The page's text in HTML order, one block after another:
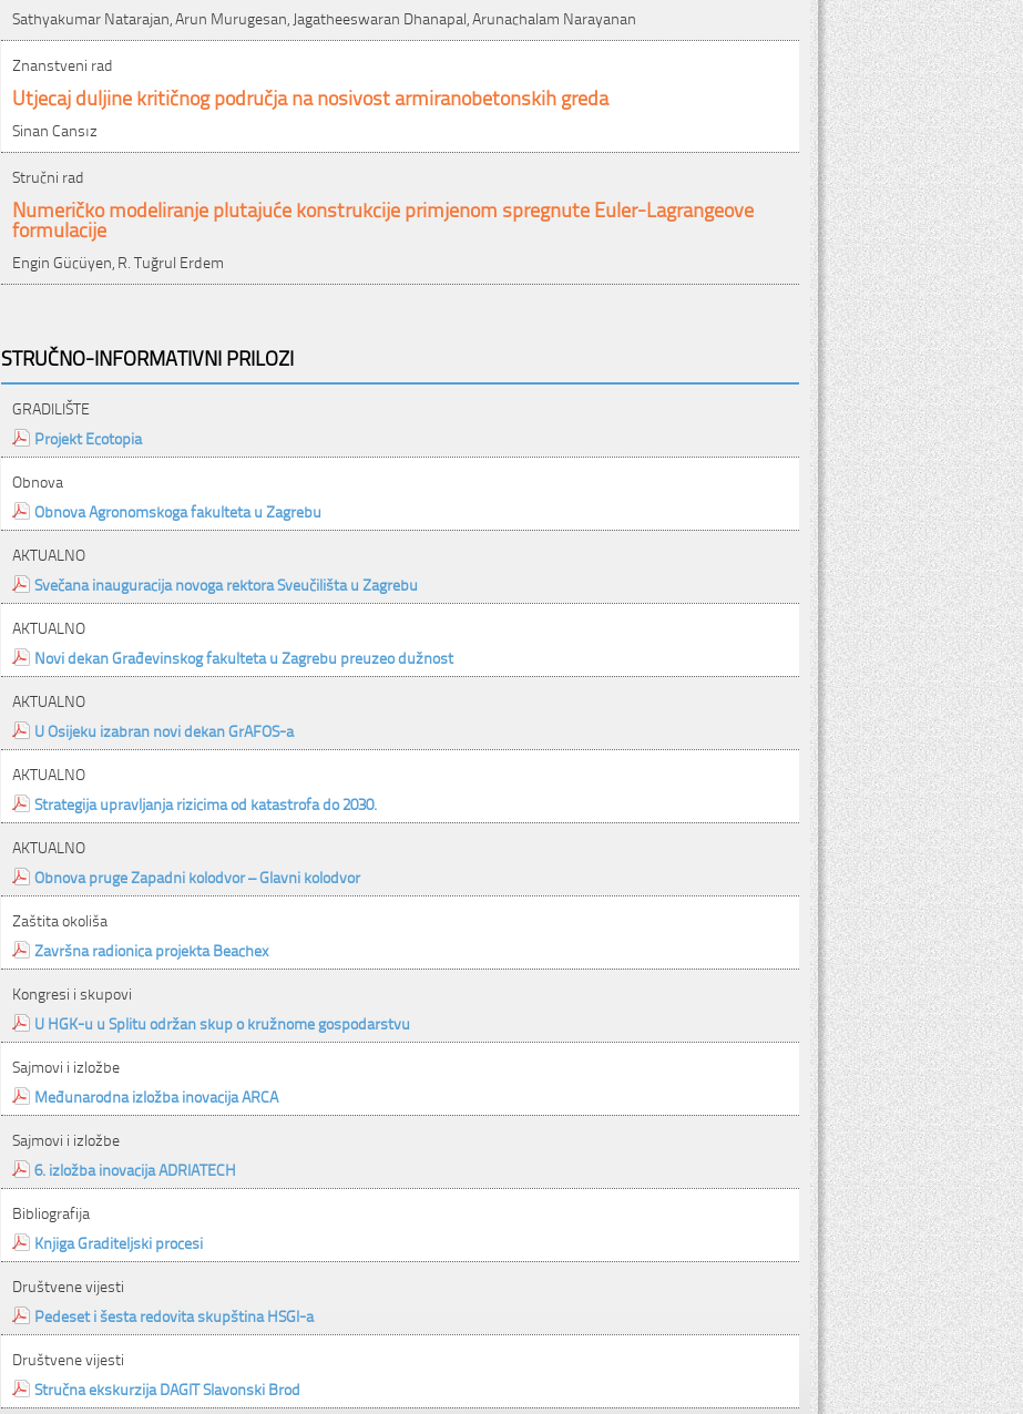
Sathyakumar Natarajan, Arun Murugesan, Jagatheeswaran Dhanapal, Arunachalam Narayanan
Znanstveni rad
Utjecaj duljine kritičnog područja na nosivost armiranobetonskih greda
Sinan Cansız
Stručni rad
Numeričko modeliranje plutajuće konstrukcije primjenom spregnute Euler-Lagrangeove
formulacije
Engin Gücüyen, R. Tuğrul Erdem
STRUČNO-INFORMATIVNI PRILOZI
GRADILIŠTE
Projekt Ecotopia
Obnova
Obnova Agronomskoga fakulteta u Zagrebu
AKTUALNO
Svečana inauguracija novoga rektora Sveučilišta u Zagrebu
AKTUALNO
Novi dekan Građevinskog fakulteta u Zagrebu preuzeo dužnost
AKTUALNO
U Osijeku izabran novi dekan GrAFOS-a
AKTUALNO
Strategija upravljanja rizicima od katastrofa do 2030.
AKTUALNO
Obnova pruge Zapadni kolodvor – Glavni kolodvor
Zaštita okoliša
Završna radionica projekta Beachex
Kongresi i skupovi
U HGK-u u Splitu održan skup o kružnome gospodarstvu
Sajmovi i izložbe
Međunarodna izložba inovacija ARCA
Sajmovi i izložbe
6. izložba inovacija ADRIATECH
Bibliografija
Knjiga Graditeljski procesi
Društvene vijesti
Pedeset i šesta redovita skupština HSGI-a
Društvene vijesti
Stručna ekskurzija DAGIT Slavonski Brod